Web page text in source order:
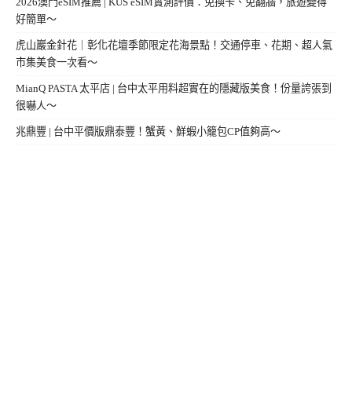
好簡單～
虎山巖金針花｜彰化花壇季節限定花海景點！交通停車、花期、超人氣
市集美食一次看～
MianQ PASTA 太平店 | 台中太平用料超實在的隱藏版美食！份量誇張到
很嚇人～
兆鼎豐 | 台中平價版鼎泰豐！蟹黃、鮮蝦小籠包CP值夠高～